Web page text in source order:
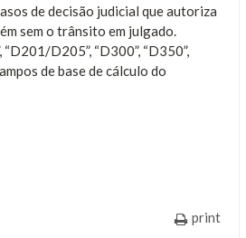
de decisão judicial que autoriza
sem o trânsito em julgado.
D205”, “D300”, “D350”,
de base de cálculo do
print